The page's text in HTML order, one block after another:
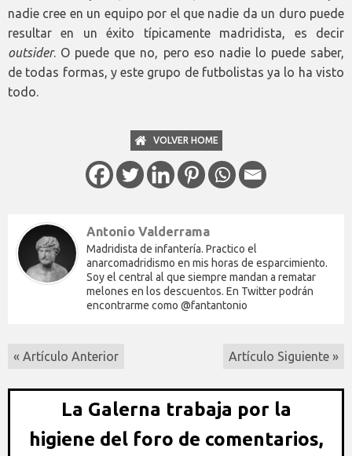
nadie cree en un equipo por el que nadie da un duro puede
resultar en un éxito típicamente madridista, es decir
outsider. O puede que no, pero eso nadie lo puede saber,
de todas formas, y este grupo de futbolistas ya lo ha visto
todo.
VOLVER HOME
Antonio Valderrama
Madridista de infantería. Practico el
anarcomadridismo en mis horas de esparcimiento.
Soy el central al que siempre mandan a rematar
melones en los descuentos. En Twitter podrán
encontrarme como @fantantonio
« Artículo Anterior Artículo Siguiente »
La Galerna trabaja por la
higiene del foro de comentarios,